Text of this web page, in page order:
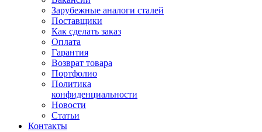
Зарубежные аналоги сталей
Поставщики
Как сделать заказ
Оплата
Гарантия
Возврат товара
Портфолио
Политика
конфиденциальности
Новости
Статьи
Контакты